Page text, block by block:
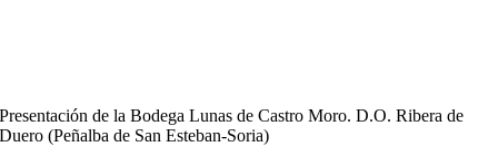
Presentación de la Bodega Lunas de Castro Moro. D.O. Ribera de
Duero (Peñalba de San Esteban-Soria)